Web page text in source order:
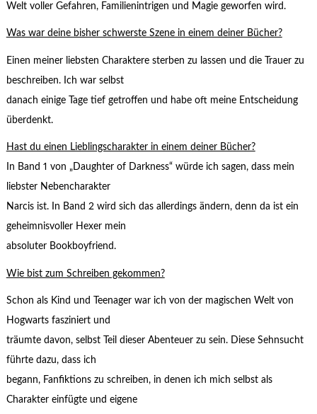
Welt voller Gefahren, Familienintrigen und Magie geworfen wird.
Was war deine bisher schwerste Szene in einem deiner Bücher?
Einen meiner liebsten Charaktere sterben zu lassen und die Trauer zu
beschreiben. Ich war selbst
danach einige Tage tief getroffen und habe oft meine Entscheidung
überdenkt.
Hast du einen Lieblingscharakter in einem deiner Bücher?
In Band 1 von „Daughter of Darkness“ würde ich sagen, dass mein
liebster Nebencharakter
Narcis ist. In Band 2 wird sich das allerdings ändern, denn da ist ein
geheimnisvoller Hexer mein
absoluter Bookboyfriend.
Wie bist zum Schreiben gekommen?
Schon als Kind und Teenager war ich von der magischen Welt von
Hogwarts fasziniert und
träumte davon, selbst Teil dieser Abenteuer zu sein. Diese Sehnsucht
führte dazu, dass ich
begann, Fanfiktions zu schreiben, in denen ich mich selbst als
Charakter einfügte und eigene